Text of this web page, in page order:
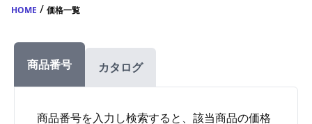
FB・B
ファスナー・ラッチ錠・キャッチ・錠前装置・周
辺機器
サポート・お問合せ
HOME / 価格一覧
商品番号 カタログ
商品番号を入力し検索すると、該当商品の価格